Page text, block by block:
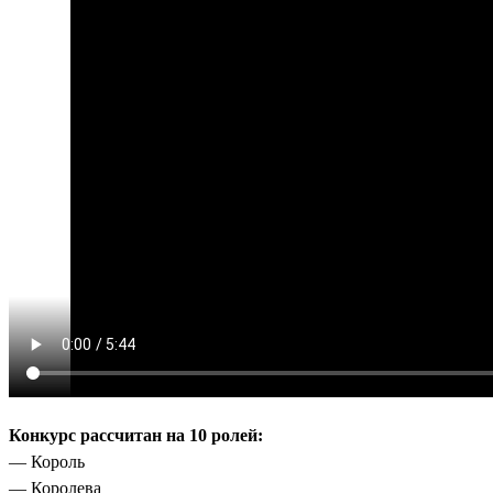
Конкурс рассчитан на 10 ролей:
— Король
— Королева